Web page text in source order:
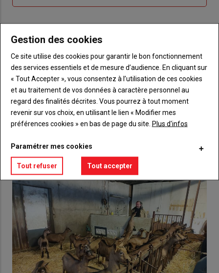
de
me
Sous-
Vous n'êtes pas abonné(e)
TITRE CRÉEZ UN COMPTE
BodyChoisissez votre formule et créez votre
compte pour accéder à tout {nom-site}.
Lien Créez un compte
VOUS AIMEREZ AUSSI
Gestion des cookies
Ce site utilise des cookies pour garantir le bon fonctionnement
des services essentiels et de mesure d’audience. En cliquant sur
« Tout Accepter », vous consentez à l’utilisation de ces cookies
et au traitement de vos données à caractère personnel au
regard des finalités décrites. Vous pourrez à tout moment
revenir sur vos choix, en utilisant le lien « Modifier mes
préférences cookies » en bas de page du site. Plus d'infos
Paramétrer mes cookies
Tout refuser Tout accepter